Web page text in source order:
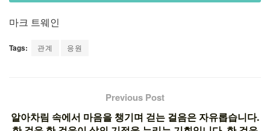
마크 트웨인
Tags: 관계 응원
Previous Post
알아차림 속에서 마음을 챙기며 걷는 걸음은 자유롭습니다.